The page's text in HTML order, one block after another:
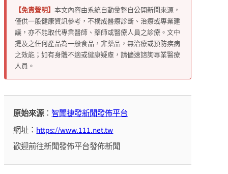
【免責聲明】 本文內容由系統自動彙整自公開新聞來源，
僅供一般健康資訊參考，不構成醫療診斷、治療或專業建
議，亦不能取代專業醫師、藥師或醫療人員之診療。文中
提及之任何產品為一般食品，非藥品，無治療或預防疾病
之效能；如有身體不適或健康疑慮，請儘速諮詢專業醫療
人員。
原始來源：智聞捷發新聞發佈平台
網址： https://www.111.net.tw
歡迎前往新聞發佈平台發佈新聞